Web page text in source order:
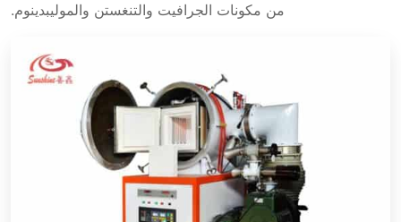
من مكونات الجرافيت والتنغستن والموليبدينوم.